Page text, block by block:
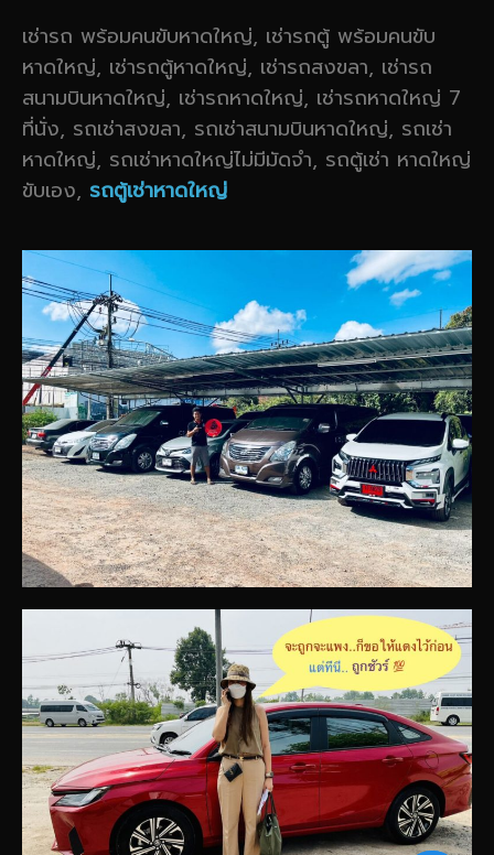
เช่ารถ พร้อมคนขับหาดใหญ่, เช่ารถตู้ พร้อมคนขับ
หาดใหญ่, เช่ารถตู้หาดใหญ่, เช่ารถสงขลา, เช่ารถ
สนามบินหาดใหญ่, เช่ารถหาดใหญ่, เช่ารถหาดใหญ่ 7
ที่นั่ง, รถเช่าสงขลา, รถเช่าสนามบินหาดใหญ่, รถเช่า
หาดใหญ่, รถเช่าหาดใหญ่ไม่มีมัดจำ, รถตู้เช่า หาดใหญ่
ขับเอง, รถตู้เช่าหาดใหญ่